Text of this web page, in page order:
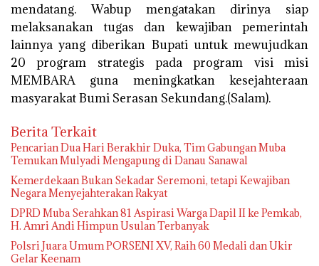
mendatang. Wabup mengatakan dirinya siap
melaksanakan tugas dan kewajiban pemerintah
lainnya yang diberikan Bupati untuk mewujudkan
20 program strategis pada program visi misi
MEMBARA guna meningkatkan kesejahteraan
masyarakat Bumi Serasan Sekundang.(Salam).
Berita Terkait
Pencarian Dua Hari Berakhir Duka, Tim Gabungan Muba
Temukan Mulyadi Mengapung di Danau Sanawal
Kemerdekaan Bukan Sekadar Seremoni, tetapi Kewajiban
Negara Menyejahterakan Rakyat
DPRD Muba Serahkan 81 Aspirasi Warga Dapil II ke Pemkab,
H. Amri Andi Himpun Usulan Terbanyak
Polsri Juara Umum PORSENI XV, Raih 60 Medali dan Ukir
Gelar Keenam